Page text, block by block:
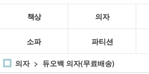
책상 의자
소파 파티션
의자
듀오백 의자(무료배송)